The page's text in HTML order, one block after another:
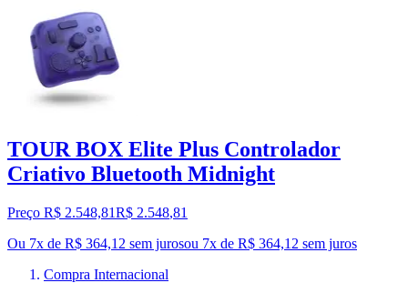
TOUR BOX Elite Plus Controlador
Criativo Bluetooth Midnight
Preço R$ 2.548,81R$ 2.548,81
Ou 7x de R$ 364,12 sem jurosou 7x de R$ 364,12 sem juros
Compra Internacional